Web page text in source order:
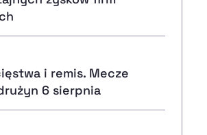
i remis. Mecze
6 sierpnia